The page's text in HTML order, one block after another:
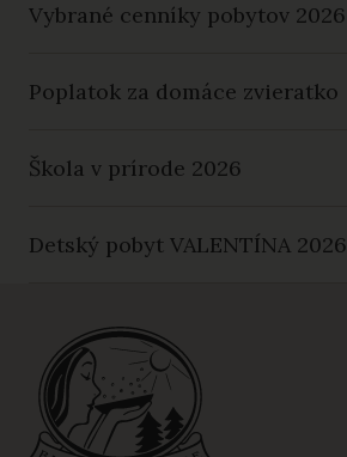
Vybrané cenníky pobytov 2026
Poplatok za domáce zvieratko
Škola v prírode 2026
Detský pobyt VALENTÍNA 2026